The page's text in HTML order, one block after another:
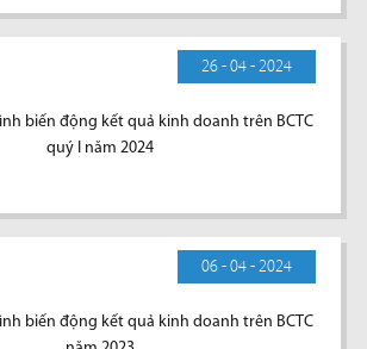
26 - 04 - 2024
biến động kết quả kinh doanh trên BCTC
quý I năm 2024
06 - 04 - 2024
biến động kết quả kinh doanh trên BCTC